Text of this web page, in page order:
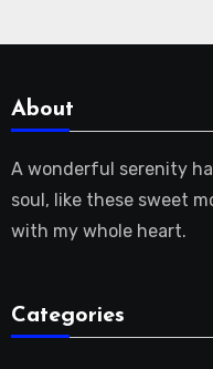
About
A wonderful serenity
soul, like these sweet
with my whole heart.
Categories